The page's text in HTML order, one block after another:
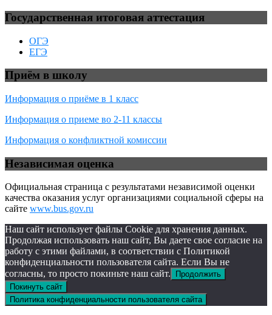
Государственная итоговая аттестация
ОГЭ
ЕГЭ
Приём в школу
Информация о приёме в 1 класс
Информация о приеме во 2-11 классы
Информация о конфликтной комиссии
Независимая оценка
Официальная страница с результатами независимой оценки
качества оказания услуг организациями социальной сферы на
сайте www.bus.gov.ru
Наш сайт использует файлы Cookie для хранения данных.
Продолжая использовать наш сайт, Вы даете свое согласие на
работу с этими файлами, в соответствии с Политикой
конфиденциальности пользователя сайта. Если Вы не
согласны, то просто покиньте наш сайт.
Продолжить
Покинуть сайт
Политика конфиденциальности пользователя сайта